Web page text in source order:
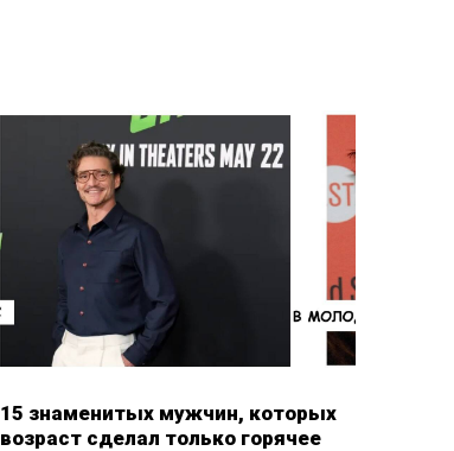
15 знаменитых мужчин, которых
возраст сделал только горячее